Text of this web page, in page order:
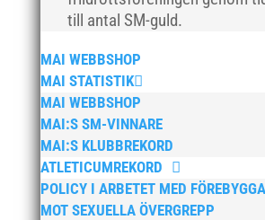
till antal SM-guld.
MAI WEBBSHOP
MAI STATISTIK
MAI WEBBSHOP
MAI:S SM-VINNARE
MAI:S KLUBBREKORD
ATLETICUMREKORD
POLICY I ARBETET MED
MOT SEXUELLA ÖVERGREPP
oktober 2017
augusti 2017
juli 2017
juni 2017
maj 2017
april 2017
mars 2017